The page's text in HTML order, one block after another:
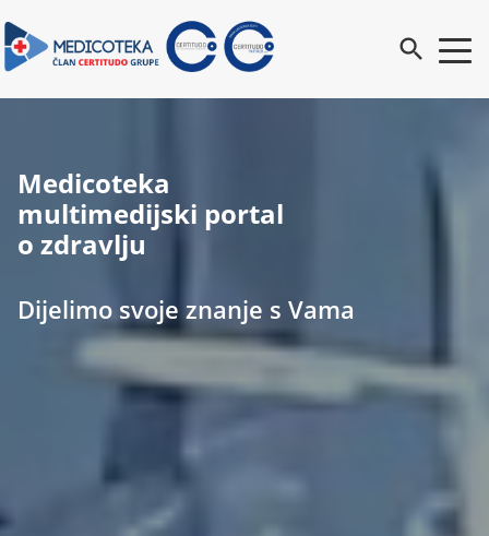
search
Medicoteka
multimedijski portal
o zdravlju
Dijelimo svoje znanje s Vama